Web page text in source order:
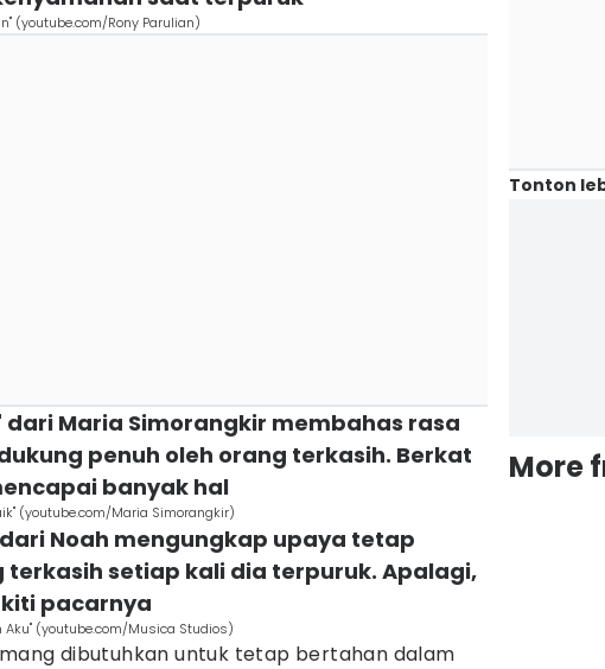
(youtube.com/Rony Parulian)
dari Maria Simorangkir membahas rasa
penuh oleh orang terkasih. Berkat
banyak hal
(youtube.com/Maria Simorangkir)
Noah mengungkap upaya tetap
terkasih setiap kali dia terpuruk. Apalagi,
pacarnya
(youtube.com/Musica Studios)
dibutuhkan untuk tetap bertahan dalam
Tonton
More